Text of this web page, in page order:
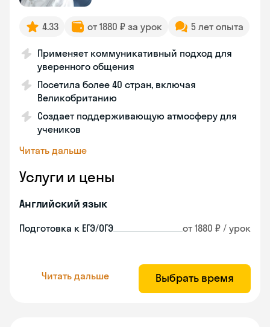
4.33 от 1880 ₽ за урок 5 лет опыта
Применяет коммуникативный подход для
уверенного общения
Посетила более 40 стран, включая
Великобританию
Создает поддерживающую атмосферу для
учеников
Читать дальше
Услуги и цены
Английский язык
Подготовка к ЕГЭ/ОГЭ от 1880 ₽ / урок
Читать дальше Выбрать время